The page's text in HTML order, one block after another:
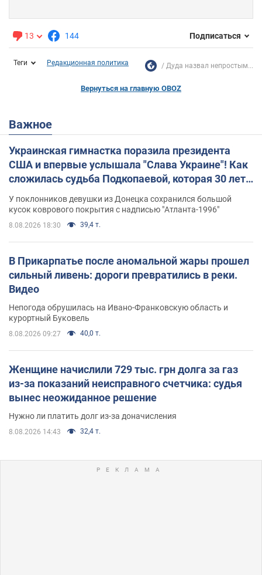
13 144 Подписаться
Теги Редакционная политика Дуда назвал непростым...
Вернуться на главную OBOZ
Важное
Украинская гимнастка поразила президента
США и впервые услышала "Слава Украине"! Как
сложилась судьба Подкопаевой, которая 30 лет
У поклонников девушки из Донецка сохранился большой
кусок коврового покрытия с надписью "Атланта-1996"
8.08.2026 18:30 39,4 т.
В Прикарпатье после аномальной жары прошел
сильный ливень: дороги превратились в реки.
Видео
Непогода обрушилась на Ивано-Франковскую область и
курортный Буковель
8.08.2026 09:27 40,0 т.
Женщине начислили 729 тыс. грн долга за газ
из-за показаний неисправного счетчика: судья
вынес неожиданное решение
Нужно ли платить долг из-за доначисления
8.08.2026 14:43 32,4 т.